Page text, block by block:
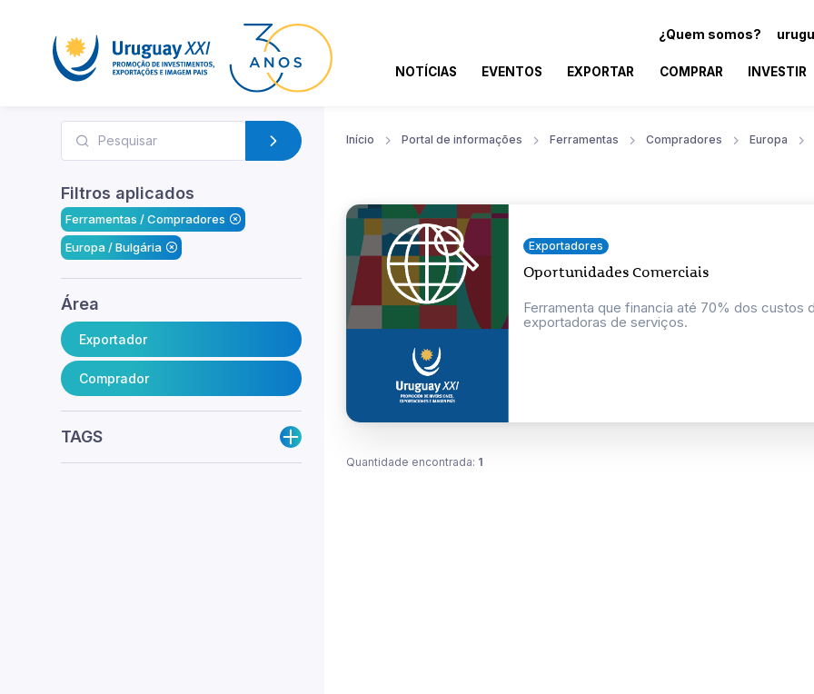
¿Quem somos?
NOTÍCIAS EVENTOS EXPORTAR COMPRAR INVESTIR
Filtros aplicados
Ferramentas / Compradores
Europa / Bulgária
Área
Exportador
Comprador
TAGS
Início Portal de informações Ferramentas Compradores Europa
Exportadores
Oportunidades Comerciais
Ferramenta que financia até 70% dos custos
exportadoras de serviços.
Quantidade encontrada: 1